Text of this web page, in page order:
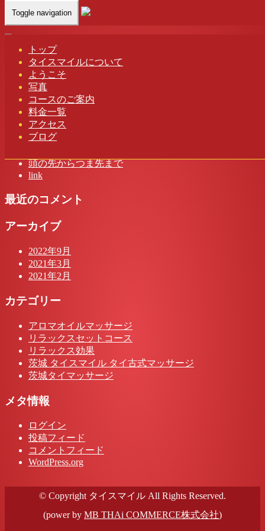
Toggle navigation
トップ
タイスマイルについて
ようこそ
写真
コースのご案内
料金一覧
アクセス
ブログ
Home- ミユ(…
ミユ(Miyu)茨城 坂東 タイスマイル タイ古式マッサージ
最近の投稿
頭の先からつま先まで
link
最近のコメント
アーカイブ
2022年9月
2021年3月
2021年2月
カテゴリー
アロマオイルマッサージ
リラックスセットコース
リラックス効果
茨城 タイスマイル タイ古式マッサージ
茨城タイマッサージ
メタ情報
ログイン
投稿フィード
コメントフィード
WordPress.org
© Copyright タイスマイル All Rights Reserved.
(power by MB THAi COMMERCE株式会社)